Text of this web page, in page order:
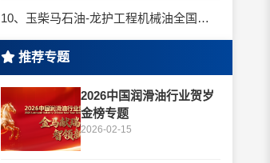
10、玉柴马石油-龙护工程机械油全国招商丨卓越的品质，专业的品牌！
推荐专题
2026中国润滑油行业贺岁
金榜专题
2026-02-15